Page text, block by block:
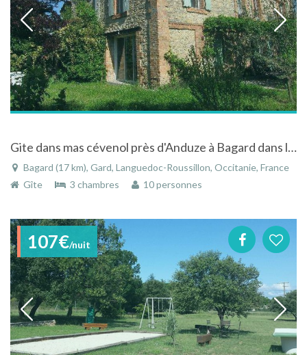
Gite dans mas cévenol près d'Anduze à Bagard dans le Gard dans le Languedoc-Roussillon
Bagard (17 km), Gard, Languedoc-Roussillon, Occitanie, France
Gîte
3 chambres 10 personnes
107€/nuit